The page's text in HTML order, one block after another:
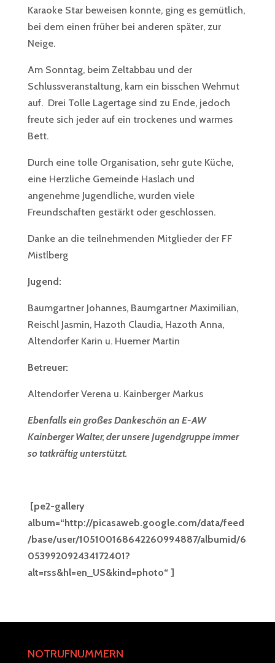
Karaoke Star beweisen konnte, ging es gemütlich,
bei dem einen früher bei anderen später, zur
Neige.
Am Sonntag, beim Zeltabbau und der
Schlussveranstaltung, kam ein bisschen Wehmut
auf. Drei Tolle Lagertage sind zu Ende, jedoch
freute sich jeder auf ein trockenes und warmes
Bett.
Durch eine tolle Organisation, sehr gute Küche,
eine Herzliche Gemeinde Haslach und
angenehme Jugendliche, wurden viele
Freundschaften gestärkt oder geschlossen.
Danke an die teilnehmenden Mitglieder der FF
Mistlberg
Jugend:
Baumgartner Johannes, Baumgartner Maximilian,
Reischl Jasmin, Hazoth Claudia, Hazoth Anna,
Altendorfer Karin u. Huemer Martin
Betreuer:
Altendorfer Verena u. Kainberger Markus
Ebenfalls ein großes Dankeschön an E-AW
Kainberger Walter, der unsere Jugendgruppe immer
so tatkräftig unterstützt.
[pe2-gallery
album=“http://picasaweb.google.com/data/feed
/base/user/105100168642260994887/albumid/6
053992092434172401?
alt=rss&hl=en_US&kind=photo“ ]
NOTRUFNUMMERN